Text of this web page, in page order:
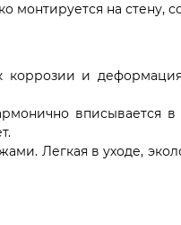
монтируется на стену,
коррозии и
вписывается
Легкая в уходе,